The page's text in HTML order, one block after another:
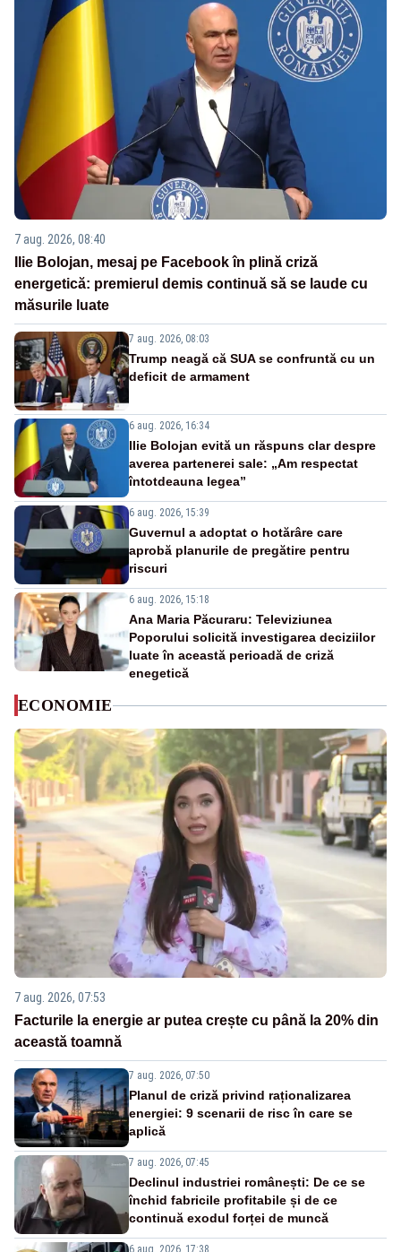
7 aug. 2026, 08:40
Ilie Bolojan, mesaj pe Facebook în plină criză
energetică: premierul demis continuă să se laude cu
măsurile luate
7 aug. 2026, 08:03
Trump neagă că SUA se confruntă cu un
deficit de armament
6 aug. 2026, 16:34
Ilie Bolojan evită un răspuns clar despre
averea partenerei sale: „Am respectat
întotdeauna legea”
6 aug. 2026, 15:39
Guvernul a adoptat o hotărâre care
aprobă planurile de pregătire pentru
riscuri
6 aug. 2026, 15:18
Ana Maria Păcuraru: Televiziunea
Poporului solicită investigarea deciziilor
luate în această perioadă de criză
enegetică
ECONOMIE
7 aug. 2026, 07:53
Facturile la energie ar putea crește cu până la 20% din
această toamnă
7 aug. 2026, 07:50
Planul de criză privind raționalizarea
energiei: 9 scenarii de risc în care se
aplică
7 aug. 2026, 07:45
Declinul industriei românești: De ce se
închid fabricile profitabile și de ce
continuă exodul forței de muncă
6 aug. 2026, 17:38